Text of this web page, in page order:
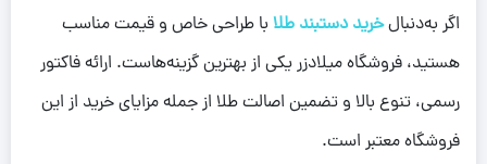
اگر به‌دنبالخرید دستبند طلا با طراحی خاص و قیمت مناسب
هستید، فروشگاه میلادزر یکی از بهترین گزینه‌هاست. ارائه فاکتور
رسمی، تنوع بالا و تضمین اصالت طلا از جمله مزایای خرید از این
فروشگاه معتبر است.